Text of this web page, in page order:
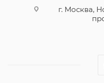
г. Москва,